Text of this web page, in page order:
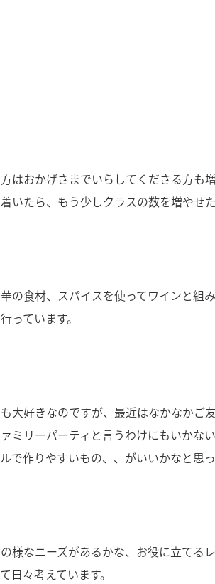
はおかげさまでいらしてくださる方も
いたら、もう少しクラスの数を増やせ
の食材、スパイスを使ってワインと組
っています。
大好きなのですが、最近はなかなかご
ミリーパーティと言うわけにもいかな
で作りやすいもの、、がいいかなと思っ
様なニーズがあるかな、お役に立てる
日々考えています。